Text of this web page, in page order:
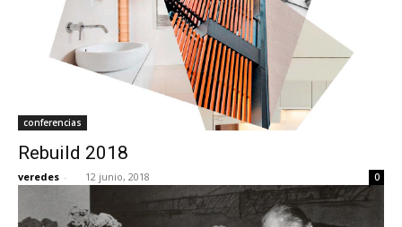
conferencias
Rebuild 2018
veredes - 12 junio, 2018 0